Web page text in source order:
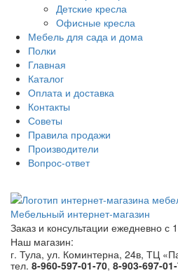
Детские кресла
Офисные кресла
Мебель для сада и дома
Полки
Главная
Каталог
Оплата и доставка
Контакты
Советы
Правила продажи
Производители
Вопрос-ответ
Мебельный интернет-магазин
Заказ и консультации ежедневно с
Наш магазин:
г. Тула, ул. Коминтерна, 24в, ТЦ
тел. 8-960-597-01-70, 8-903-697-